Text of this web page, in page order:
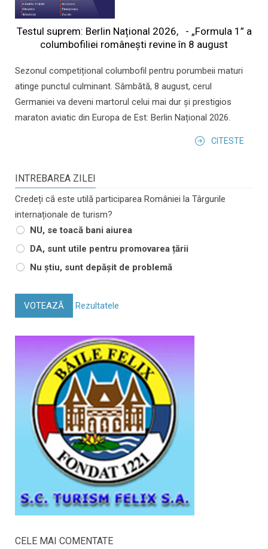
Testul suprem: Berlin Național 2026, - „Formula 1” a
columbofiliei româneşti revine în 8 august
Sezonul competițional columbofil pentru porumbeii maturi
atinge punctul culminant. Sâmbătă, 8 august, cerul
Germaniei va deveni martorul celui mai dur și prestigios
maraton aviatic din Europa de Est: Berlin Național 2026.
CITESTE
INTREBAREA ZILEI
Credeți că este utilă participarea României la Târgurile
internaționale de turism?
NU, se toacă bani aiurea
DA, sunt utile pentru promovarea țării
Nu știu, sunt depășit de problemă
VOTEAZĂ Rezultatele
CELE MAI COMENTATE